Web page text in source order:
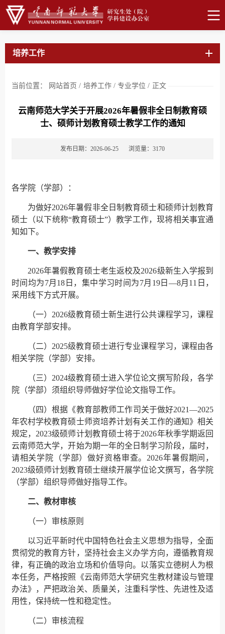
培养工作
当前位置： 网站首页 / 培养工作 / 专业学位 / 正文
云南师范大学关于开展2026年暑假非全日制教育硕
士、硕师计划教育硕士教学工作的通知
发布日期：2026-06-25 浏览量： 3170
各学院（学部）：
为做好2026年暑假非全日制教育硕士和硕师计划教育
硕士（以下统称“教育硕士”）教学工作，现将相关事宜通
知如下。
一、教学安排
2026年暑假教育硕士老生返校及2026级新生入学报到
时间均为7月18日，集中学习时间为7月19日—8月11日，
采用线下方式开展。
（一）2026级教育硕士新生进行公共课程学习，课程
由教育学部安排。
（二）2025级教育硕士进行专业课程学习，课程由各
相关学院（学部）安排。
（三）2024级教育硕士进入学位论文撰写阶段，各学
院（学部）须组织导师做好学位论文指导工作。
（四）根据《教育部教师工作司关于做好2021—2025
年农村学校教育硕士师资培养计划有关工作的通知》相关
规定，2023级硕师计划教育硕士将于2026年秋季学期返回
云南师范大学，开始为期一年的全日制学习阶段，届时，
请相关学院（学部）做好资格审查。2026年暑假期间，
2023级硕师计划教育硕士继续开展学位论文撰写，各学院
（学部）组织导师做好指导工作。
二、教材审核
（一）审核原则
以习近平新时代中国特色社会主义思想为指导，全面
贯彻党的教育方针，坚持社会主义办学方向，遵循教育规
律，有正确的政治立场和价值导向。以落实立德树人为根
本任务，严格按照《云南师范大学研究生教材建设与管理
办法》，严把政治关、质量关，注重科学性、先进性及适
用性，保持统一性和稳定性。
（二）审核流程